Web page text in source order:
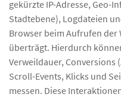
gekürzte IP-Adresse, Geo-
Stadtebene), Logdateien
Browser beim Aufrufen der
überträgt. Hierdurch
Verweildauer, Conversions
Scroll-Events, Klicks und
messen. Diese